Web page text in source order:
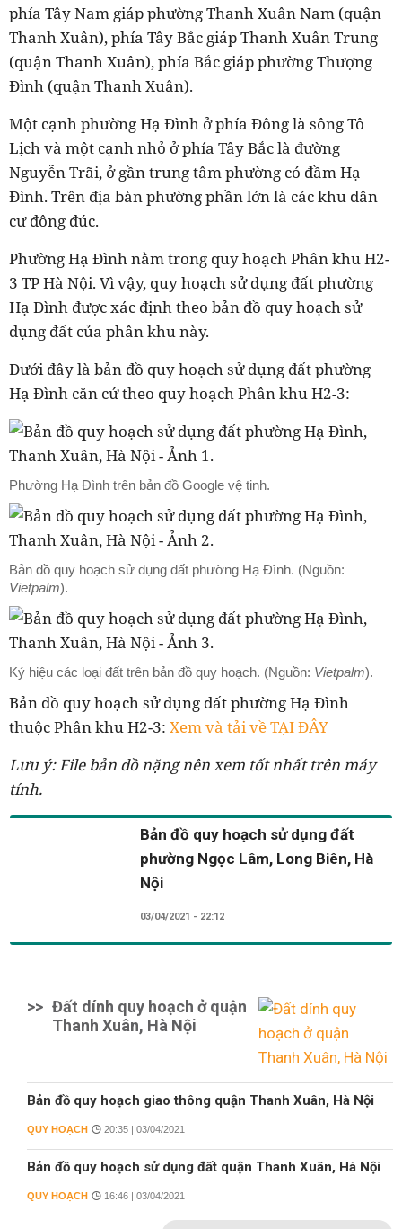
phía Tây Nam giáp phường Thanh Xuân Nam (quận
Thanh Xuân), phía Tây Bắc giáp Thanh Xuân Trung
(quận Thanh Xuân), phía Bắc giáp phường Thượng
Đình (quận Thanh Xuân).
Một cạnh phường Hạ Đình ở phía Đông là sông Tô
Lịch và một cạnh nhỏ ở phía Tây Bắc là đường
Nguyễn Trãi, ở gần trung tâm phường có đầm Hạ
Đình. Trên địa bàn phường phần lớn là các khu dân
cư đông đúc.
Phường Hạ Đình nằm trong quy hoạch Phân khu H2-
3 TP Hà Nội. Vì vậy, quy hoạch sử dụng đất phường
Hạ Đình được xác định theo bản đồ quy hoạch sử
dụng đất của phân khu này.
Dưới đây là bản đồ quy hoạch sử dụng đất phường
Hạ Đình căn cứ theo quy hoạch Phân khu H2-3:
Phường Hạ Đình trên bản đồ Google vệ tinh.
Bản đồ quy hoạch sử dụng đất phường Hạ Đình. (Nguồn:
Vietpalm).
Ký hiệu các loại đất trên bản đồ quy hoạch. (Nguồn: Vietpalm).
Bản đồ quy hoạch sử dụng đất phường Hạ Đình
thuộc Phân khu H2-3: Xem và tải về TẠI ĐÂY
Lưu ý: File bản đồ nặng nên xem tốt nhất trên máy
tính.
Bản đồ quy hoạch sử dụng đất
phường Ngọc Lâm, Long Biên, Hà
Nội
03/04/2021 - 22:12
>> Đất dính quy hoạch ở quận
Thanh Xuân, Hà Nội
Bản đồ quy hoạch giao thông quận Thanh Xuân, Hà Nội
QUY HOẠCH 20:35 | 03/04/2021
Bản đồ quy hoạch sử dụng đất quận Thanh Xuân, Hà Nội
QUY HOẠCH 16:46 | 03/04/2021